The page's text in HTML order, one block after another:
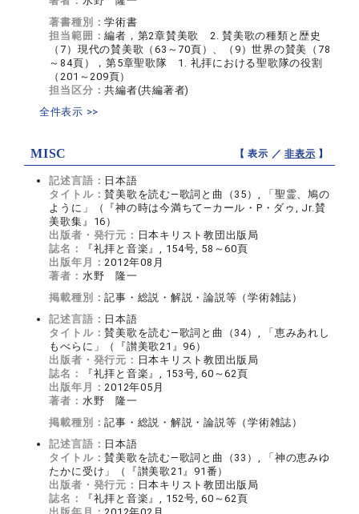
著書種別：学術書
担当範囲：編者，第2章賛美歌 2. 賛美歌の種類と歴史
（7）現代の賛美歌（63～70頁）、（9）世界の賛美（78
～84頁），第5章聖歌隊 1. 礼拝における聖歌隊の役割
（201～209頁）
担当区分：共編者(共編著者)
全件表示 >>
MISC 【 表示 ／非表示 】
記述言語： 日本語
タイトル：賛美歌を読む―歌詞と曲（35）, 「聖霊、鳩の
ように」（『神の時は今満ちて―カール・P・ダゥ, Jr.賛
美歌集』16）
出版者・発行元： 日本キリスト教団出版局
誌名：
『礼拝と音楽』, 154号, 58～60頁
出版年月：2012年08月
著者： 水野 隆一
掲載種別：記事・総説・解説・論説等（学術雑誌）
記述言語： 日本語
タイトル：賛美歌を読む―歌詞と曲（34）, 「恵みあれし
もべらに」（『讃美歌21』96）
出版者・発行元： 日本キリスト教団出版局
誌名：
『礼拝と音楽』, 153号, 60～62頁
出版年月：2012年05月
著者： 水野 隆一
掲載種別：記事・総説・解説・論説等（学術雑誌）
記述言語： 日本語
タイトル：賛美歌を読む―歌詞と曲（33）, 「神の恵みゆ
たかに受け」（『讃美歌21』91番）
出版者・発行元： 日本キリスト教団出版局
誌名：
『礼拝と音楽』, 152号, 60～62頁